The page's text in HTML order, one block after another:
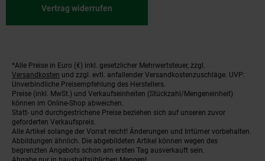
Vertrag widerrufen
Fußnoten
*Alle Preise in Euro (€) inkl. gesetzlicher Mehrwertsteuer, zzgl.
Versandkosten und zzgl. evtl. anfallender Versandkostenzuschläge. UVP:
Unverbindliche Preisempfehlung des Herstellers.
Preise (inkl. MwSt.) und Verkaufseinheiten (Stückzahl/Mengeneinheit)
können im Online-Shop abweichen.
Statt- und durchgestrichene Preise beziehen sich auf unseren zuvor
geforderten Verkaufspreis.
Alle Artikel solange der Vorrat reicht! Änderungen und Irrtümer vorbehalten.
Abbildungen ähnlich. Die abgebildeten Artikel können wegen des
begrenzten Angebots schon am ersten Tag ausverkauft sein.